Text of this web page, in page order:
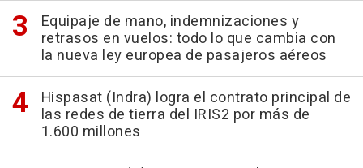
Equipaje de mano, indemnizaciones y
retrasos en vuelos: todo lo que cambia con
la nueva ley europea de pasajeros aéreos
Hispasat (Indra) logra el contrato principal de
las redes de tierra del IRIS2 por más de
1.600 millones